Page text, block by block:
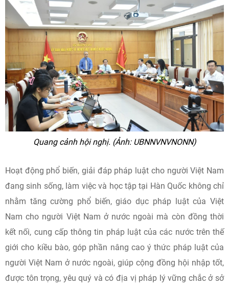
Quang cảnh hội nghị. (Ảnh: UBNNVNVNONN)
Hoạt động phổ biến, giải đáp pháp luật cho người Việt Nam
đang sinh sống, làm việc và học tập tại Hàn Quốc không chỉ
nhằm tăng cường phổ biến, giáo dục pháp luật của Việt
Nam cho người Việt Nam ở nước ngoài mà còn đồng thời
kết nối, cung cấp thông tin pháp luật của các nước trên thế
giới cho kiều bào, góp phần nâng cao ý thức pháp luật của
người Việt Nam ở nước ngoài, giúp cộng đồng hội nhập tốt,
được tôn trọng, yêu quý và có địa vị pháp lý vững chắc ở sở